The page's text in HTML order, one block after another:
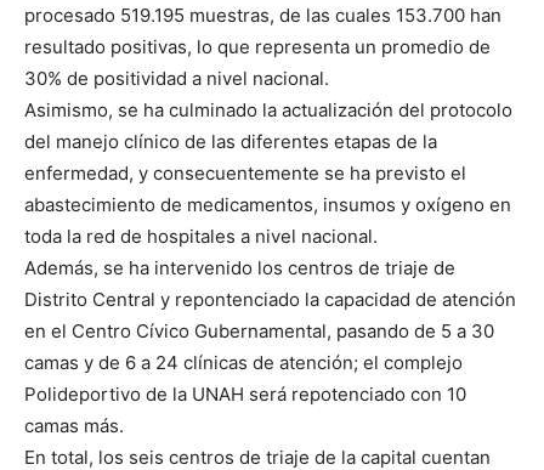
procesado 519.195 muestras, de las cuales 153.700 han
resultado positivas, lo que representa un promedio de
30% de positividad a nivel nacional.
Asimismo, se ha culminado la actualización del protocolo
del manejo clínico de las diferentes etapas de la
enfermedad, y consecuentemente se ha previsto el
abastecimiento de medicamentos, insumos y oxígeno en
toda la red de hospitales a nivel nacional.
Además, se ha intervenido los centros de triaje de
Distrito Central y repontenciado la capacidad de atención
en el Centro Cívico Gubernamental, pasando de 5 a 30
camas y de 6 a 24 clínicas de atención; el complejo
Polideportivo de la UNAH será repotenciado con 10
camas más.
En total, los seis centros de triaje de la capital cuentan